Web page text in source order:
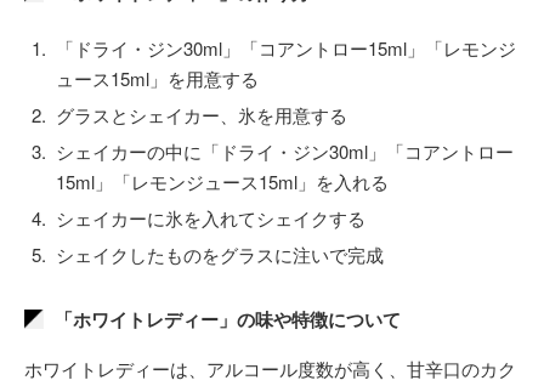
「ドライ・ジン30ml」「コアントロー15ml」「レモンジ
ュース15ml」を用意する
グラスとシェイカー、氷を用意する
シェイカーの中に「ドライ・ジン30ml」「コアントロー
15ml」「レモンジュース15ml」を入れる
シェイカーに氷を入れてシェイクする
シェイクしたものをグラスに注いで完成
「ホワイトレディー」の味や特徴について
ホワイトレディーは、アルコール度数が高く、甘辛口のカク